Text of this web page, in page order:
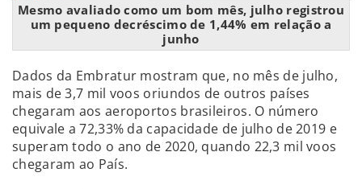
Mesmo avaliado como um bom mês, julho registrou
um pequeno decréscimo de 1,44% em relação a
junho
Dados da Embratur mostram que, no mês de julho,
mais de 3,7 mil voos oriundos de outros países
chegaram aos aeroportos brasileiros. O número
equivale a 72,33% da capacidade de julho de 2019 e
superam todo o ano de 2020, quando 22,3 mil voos
chegaram ao País.